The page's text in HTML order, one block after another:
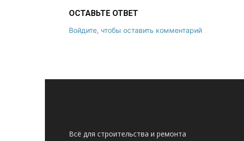
ОСТАВЬТЕ ОТВЕТ
Войдите, чтобы оставить комментарий
Всё для строительства и ремонта